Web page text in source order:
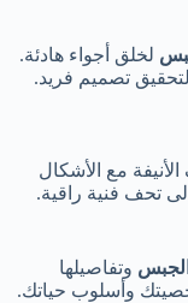
لخلق أجواء هادئة.
لتحقيق تصميم فريد.
مع الأشكال
تحف فنية راقية.
وتفاصيلها
وأسلوب حياتك.